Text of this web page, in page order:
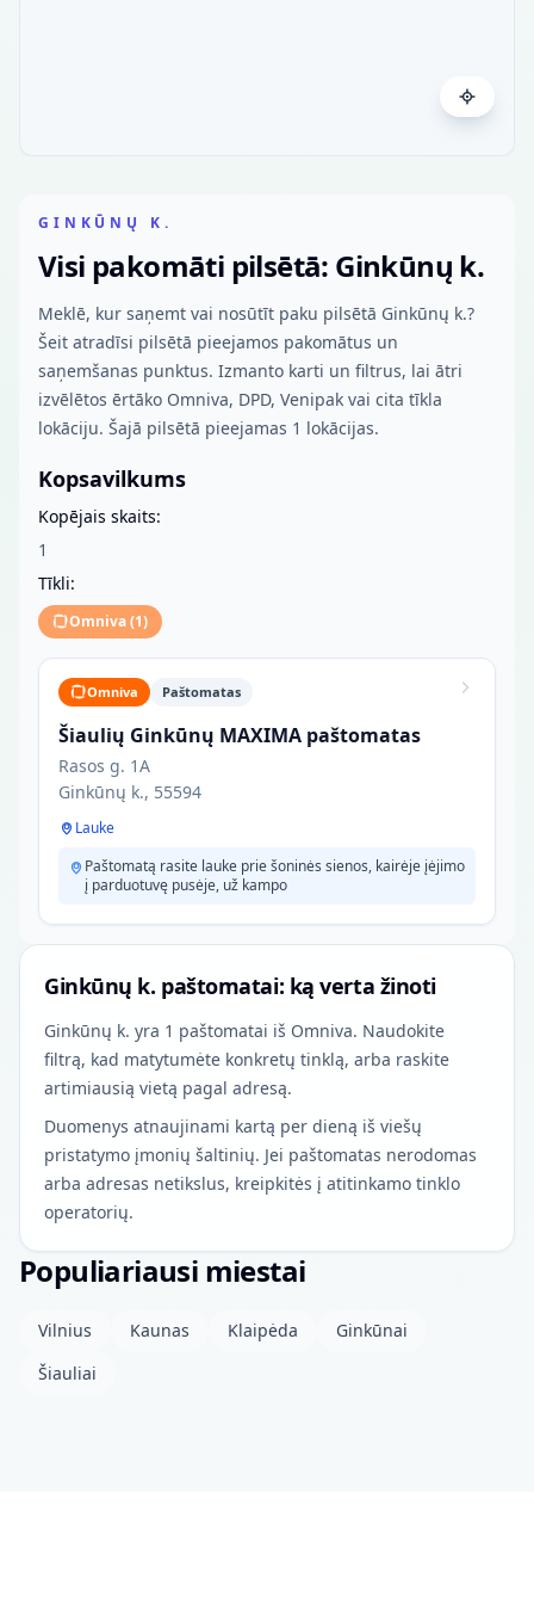
GINKŪNŲ K.
Visi pakomāti pilsētā: Ginkūnų k.
Meklē, kur saņemt vai nosūtīt paku pilsētā Ginkūnų k.?
Šeit atradīsi pilsētā pieejamos pakomātus un
saņemšanas punktus. Izmanto karti un filtrus, lai ātri
izvēlētos ērtāko Omniva, DPD, Venipak vai cita tīkla
lokāciju. Šajā pilsētā pieejamas 1 lokācijas.
Kopsavilkums
Kopējais skaits:
1
Tīkli:
Omniva(1)
Omniva Paštomatas
Šiaulių Ginkūnų MAXIMA paštomatas
Rasos g. 1A
Ginkūnų k., 55594
Lauke
Paštomatą rasite lauke prie šoninės sienos, kairėje įėjimo
į parduotuvę pusėje, už kampo
Ginkūnų k. paštomatai: ką verta žinoti
Ginkūnų k. yra 1 paštomatai iš Omniva. Naudokite
filtrą, kad matytumėte konkretų tinklą, arba raskite
artimiausią vietą pagal adresą.
Duomenys atnaujinami kartą per dieną iš viešų
pristatymo įmonių šaltinių. Jei paštomatas nerodomas
arba adresas netikslus, kreipkitės į atitinkamo tinklo
operatorių.
Populiariausi miestai
Vilnius Kaunas Klaipėda
Ginkūnai
Šiauliai